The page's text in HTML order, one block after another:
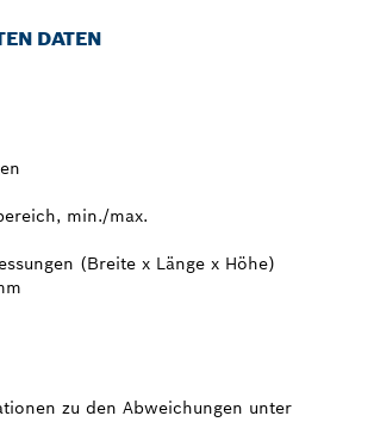
DATEN
min./max.
(Breite x Länge x Höhe)
zu den Abweichungen unter